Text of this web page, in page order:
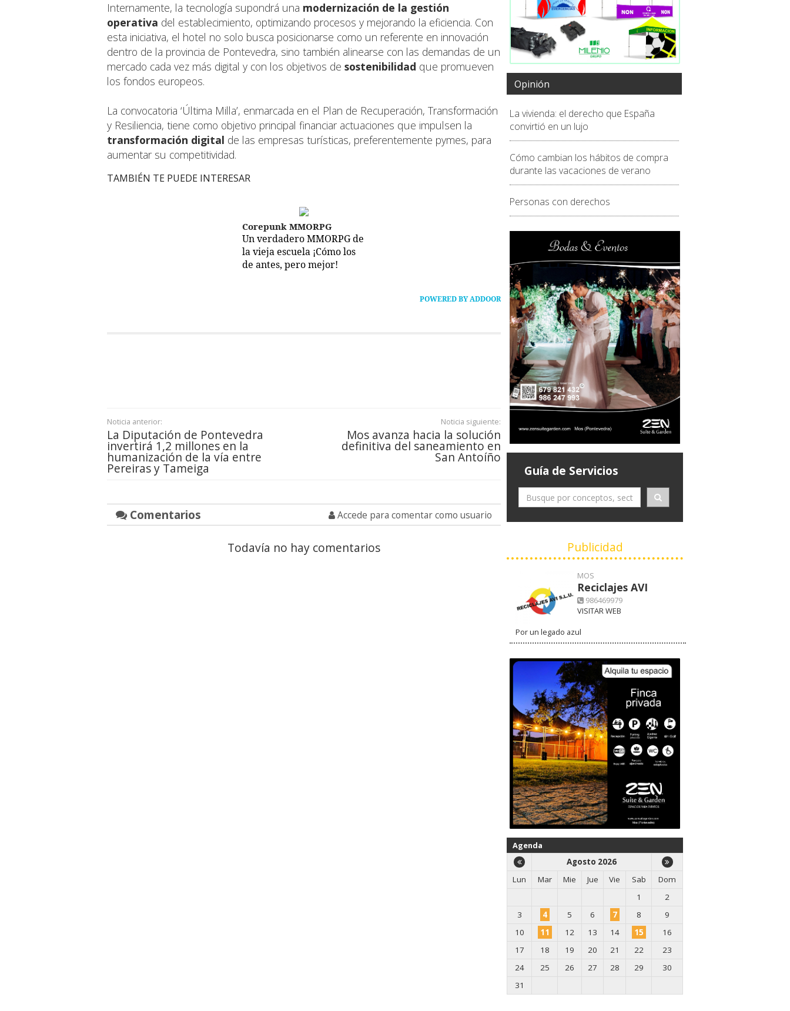
Internamente, la tecnología supondrá una modernización de la gestión
operativa del establecimiento, optimizando procesos y mejorando la eficiencia. Con
esta iniciativa, el hotel no solo busca posicionarse como un referente en innovación
dentro de la provincia de Pontevedra, sino también alinearse con las demandas de un
mercado cada vez más digital y con los objetivos de sostenibilidad que promueven
los fondos europeos.
La convocatoria ‘Última Milla’, enmarcada en el Plan de Recuperación, Transformación
y Resiliencia, tiene como objetivo principal financiar actuaciones que impulsen la
transformación digital de las empresas turísticas, preferentemente pymes, para
aumentar su competitividad.
TAMBIÉN TE PUEDE INTERESAR
Corepunk MMORPG
Un verdadero MMORPG de
la vieja escuela ¡Cómo los
de antes, pero mejor!
POWERED BY ADDOOR
Noticia anterior:
La Diputación de Pontevedra
invertirá 1,2 millones en la
humanización de la vía entre
Pereiras y Tameiga
Noticia siguiente:
Mos avanza hacia la solución
definitiva del saneamiento en
San Antoíño
Comentarios Accede para comentar como usuario
Todavía no hay comentarios
Opinión
La vivienda: el derecho que España
convirtió en un lujo
Cómo cambian los hábitos de compra
durante las vacaciones de verano
Personas con derechos
Guía de Servicios
Publicidad
MOS
Reciclajes AVI
986469979
VISITAR WEB
Por un legado azul
Agenda
Agosto 2026
Lun
Mar Mie Jue Vie Sab
Dom
1
2
3
4 5 6 7 8
9
10
11 12 13 14 15
16
17
18 19 20 21 22
23
24
25 26 27 28 29
30
31